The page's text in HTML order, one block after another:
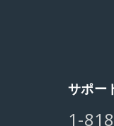
サポー
1-